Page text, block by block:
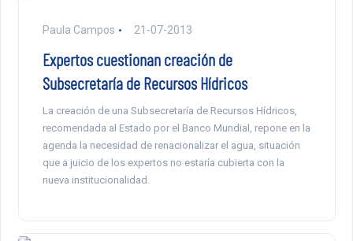
Paula Campos 21-07-2013
Expertos cuestionan creación de
Subsecretaría de Recursos Hídricos
La creación de una Subsecretaría de Recursos Hídricos,
recomendada al Estado por el Banco Mundial, repone en la
agenda la necesidad de renacionalizar el agua, situación
que a juicio de los expertos no estaría cubierta con la
nueva institucionalidad.